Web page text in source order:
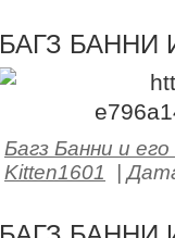
БАГЗ БАННИ
Багз Банни и его
Kitten1601
|